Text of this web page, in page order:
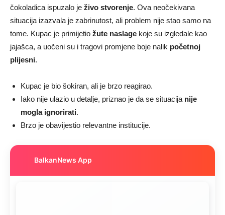
čokoladica ispuzalo je živo stvorenje. Ova neočekivana
situacija izazvala je zabrinutost, ali problem nije stao samo na
tome. Kupac je primijetio žute naslage koje su izgledale kao
jajašca, a uočeni su i tragovi promjene boje nalik početnoj
plijesni.
Kupac je bio šokiran, ali je brzo reagirao.
Iako nije ulazio u detalje, priznao je da se situacija nije
mogla ignorirati.
Brzo je obavijestio relevantne institucije.
BalkanNews App